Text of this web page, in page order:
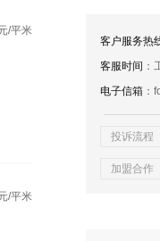
/平米
/平米
客户服务热
客服时间 ：
电子信箱 ：
投诉流程
加盟合作